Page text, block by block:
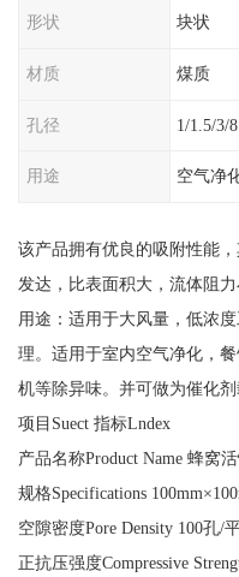
形状 块状
材质 煤质
孔径 1/1.5/3/8
用途 空气净
该产品拥有优良的吸附性能
发达，比表面积大，流体阻力
用途：适用于大风量，低浓
理。适用于室内空气净化，
机等除异味。并可做为催化剂
项目Suect 指标Lndex
产品名称Product Name 蜂窝
规格Specifications
空隙密度Pore Density 100孔/
正抗压强度Compressive